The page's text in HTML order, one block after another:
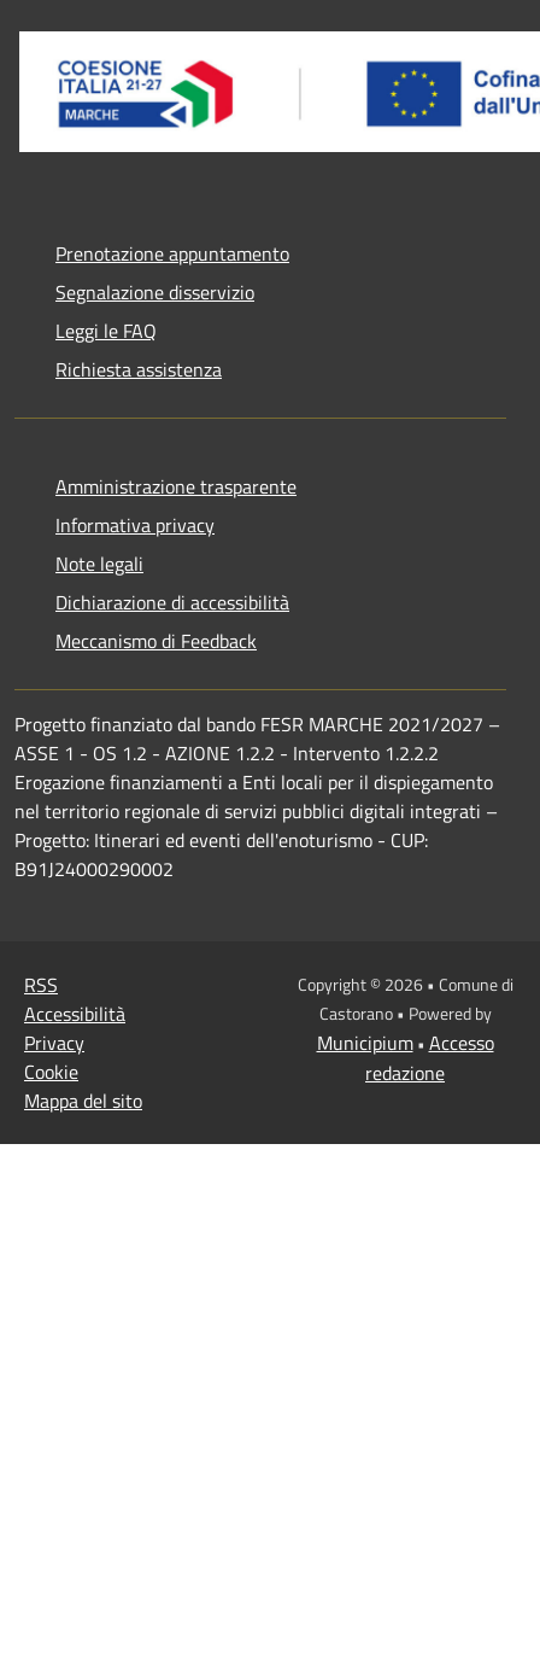
Prenotazione appuntamento
Segnalazione disservizio
Leggi le FAQ
Richiesta assistenza
Amministrazione trasparente
Informativa privacy
Note legali
Dichiarazione di accessibilità
Meccanismo di Feedback
Progetto finanziato dal bando FESR MARCHE 2021/2027 –
ASSE 1 - OS 1.2 - AZIONE 1.2.2 - Intervento 1.2.2.2
Erogazione finanziamenti a Enti locali per il dispiegamento
nel territorio regionale di servizi pubblici digitali integrati –
Progetto: Itinerari ed eventi dell'enoturismo - CUP:
B91J24000290002
RSS
Accessibilità
Privacy
Cookie
Mappa del sito
Copyright © 2026 • Comune di
Castorano • Powered by
Municipium• Accesso
redazione